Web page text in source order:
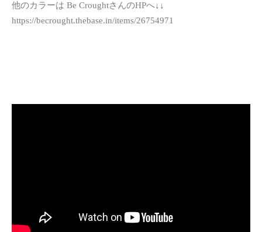
他のカラーは Be CroughtさんのHPへ↓↓
https://becrought.thebase.in/items/26754971